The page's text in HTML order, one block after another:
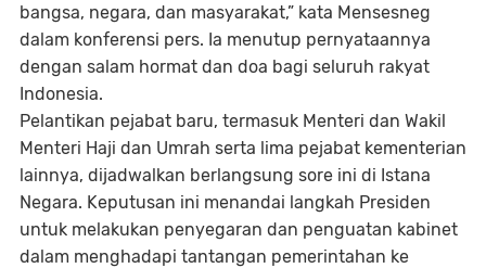
bangsa, negara, dan masyarakat,” kata Mensesneg
dalam konferensi pers. Ia menutup pernyataannya
dengan salam hormat dan doa bagi seluruh rakyat
Indonesia.
Pelantikan pejabat baru, termasuk Menteri dan Wakil
Menteri Haji dan Umrah serta lima pejabat kementerian
lainnya, dijadwalkan berlangsung sore ini di Istana
Negara. Keputusan ini menandai langkah Presiden
untuk melakukan penyegaran dan penguatan kabinet
dalam menghadapi tantangan pemerintahan ke